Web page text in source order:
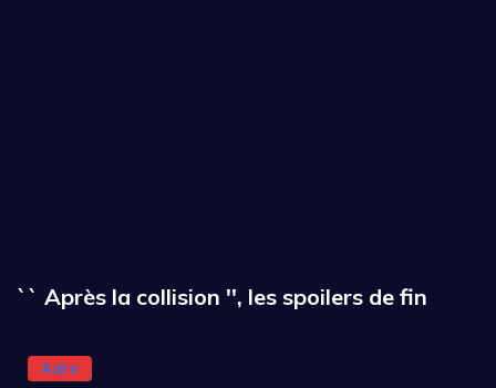
`` Après la collision '', les spoilers de fin
Autre